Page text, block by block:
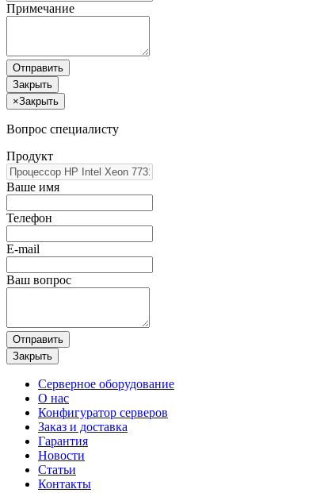
Примечание
Отправить
Закрыть
×Закрыть
Вопрос специалисту
Продукт
Ваше имя
Телефон
E-mail
Ваш вопрос
Отправить
Закрыть
Серверное оборудование
О нас
Конфигуратор серверов
Заказ и доставка
Гарантия
Новости
Статьи
Контакты